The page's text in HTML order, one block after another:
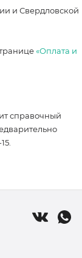
и Свердловской
«Оплата и
справочный